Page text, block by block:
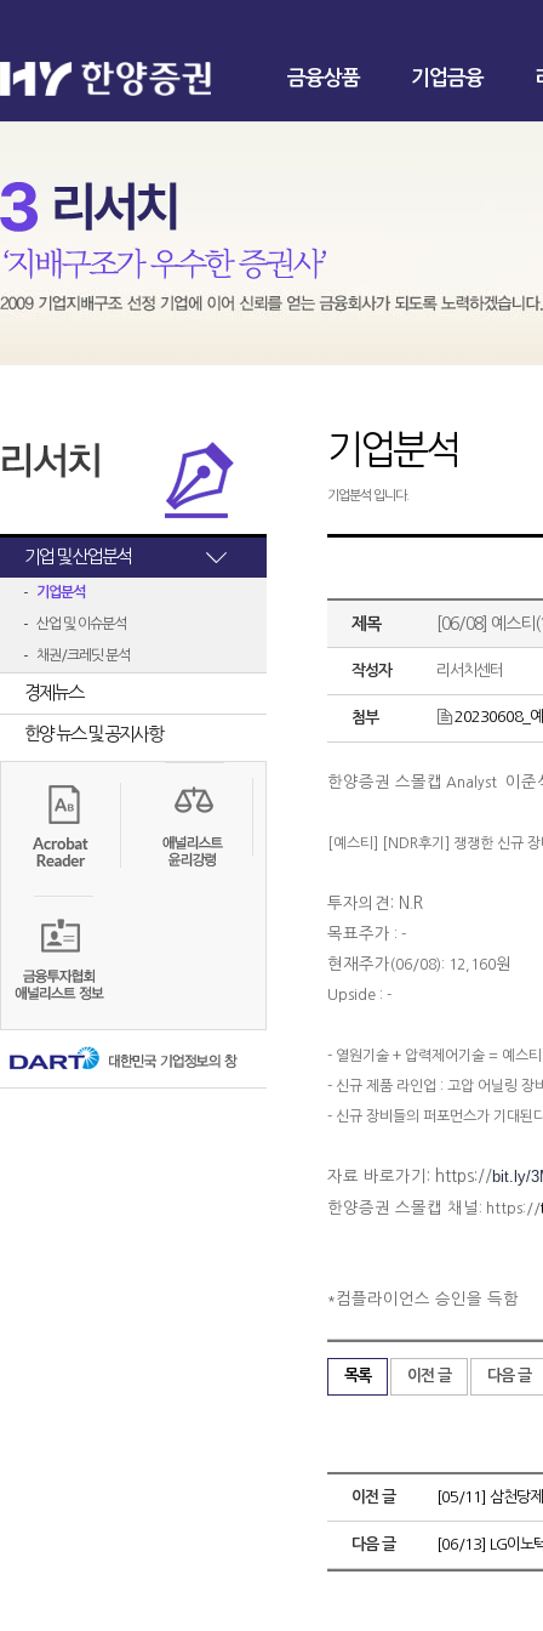
금융상품 기업금융
기업 및 산업분석
기업분석
산업 및 이슈분석
채권/크레딧 분석
경제뉴스
한양 뉴스 및 공지사항
기업분석
기업분석 입니다.
제목 [06/08] 예스티
작성자 리서치센터
첨부 20230608_
한양증권 스몰캡 Analyst 이준
[예스티 ] [NDR후기] 쟁쟁한 신규
투자의견: N.R
목표주가 : -
현재주가(06/08): 12,160원
Upside : -
- 열원기술 + 압력제어기술 = 예스티
- 신규 제품 라인업 : 고압 어닐링
- 신규 장비들의 퍼포먼스가 기대된
자료 바로가기 : https:// bit.ly/
한양증권 스몰캡 채널 : https://
*컴플라이언스 승인을 득함
목록 이전 글 다음 글
이전 글 [05/11] 삼천당
다음 글 [06/13] LG이노